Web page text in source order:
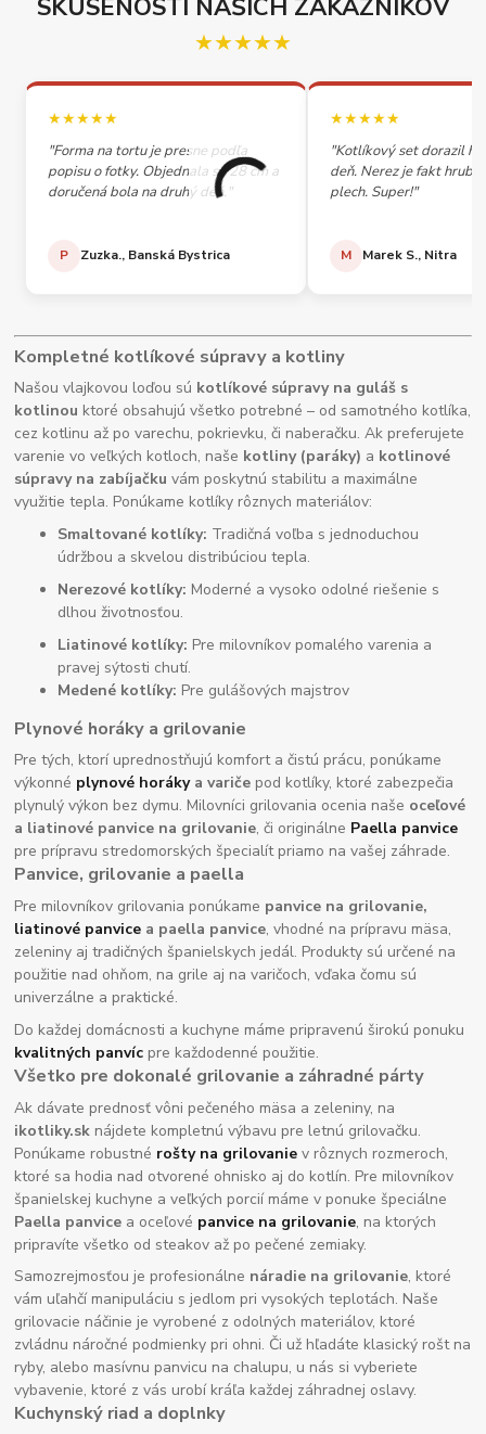
SKÚSENOSTI NAŠICH ZÁKAZNÍKOV
★★★★★
★★★★★
"Forma na tortu je presne podľa
popisu o fotky. Objednala so 28 cm a
doručená bola na druhý deň."
P Zuzka., Banská Bystrica
★★★★★
"Kotlíkový set dorazil
deň. Nerez je fakt
plech. Super!"
M Marek S., Nitra
Kompletné kotlíkové súpravy a kotliny
Našou vlajkovou loďou sú kotlíkové súpravy na guláš s
kotlinou ktoré obsahujú všetko potrebné – od samotného kotlíka,
cez kotlinu až po varechu, pokrievku, či naberačku. Ak preferujete
varenie vo veľkých kotloch, naše kotliny (paráky) a kotlinové
súpravy na zabíjačku vám poskytnú stabilitu a maximálne
využitie tepla. Ponúkame kotlíky rôznych materiálov:
Smaltované kotlíky: Tradičná voľba s jednoduchou
údržbou a skvelou distribúciou tepla.
Nerezové kotlíky: Moderné a vysoko odolné riešenie s
dlhou životnosťou.
Liatinové kotlíky: Pre milovníkov pomalého varenia a
pravej sýtosti chutí.
Medené kotlíky: Pre gulášových majstrov
Plynové horáky a grilovanie
Pre tých, ktorí uprednostňujú komfort a čistú prácu, ponúkame
výkonné plynové horákya variče pod kotlíky, ktoré zabezpečia
plynulý výkon bez dymu. Milovníci grilovania ocenia naše oceľové
a liatinové panvice na grilovanie, či originálne Paella panvice
pre prípravu stredomorských špecialít priamo na vašej záhrade.
Panvice, grilovanie a paella
Pre milovníkov grilovania ponúkame panvice na grilovanie,
liatinové panvice a paella panvice, vhodné na prípravu mäsa,
zeleniny aj tradičných španielskych jedál. Produkty sú určené na
použitie nad ohňom, na grile aj na varičoch, vďaka čomu sú
univerzálne a praktické.
Do každej domácnosti a kuchyne máme pripravenú širokú ponuku
kvalitných panvíc pre každodenné použitie.
Všetko pre dokonalé grilovanie a záhradné párty
Ak dávate prednosť vôni pečeného mäsa a zeleniny, na
ikotliky.sk nájdete kompletnú výbavu pre letnú grilovačku.
Ponúkame robustné rošty na grilovanie v rôznych rozmeroch,
ktoré sa hodia nad otvorené ohnisko aj do kotlín. Pre milovníkov
španielskej kuchyne a veľkých porcií máme v ponuke špeciálne
Paella panvice a oceľové panvice na grilovanie, na ktorých
pripravíte všetko od steakov až po pečené zemiaky.
Samozrejmosťou je profesionálne náradie na grilovanie, ktoré
vám uľahčí manipuláciu s jedlom pri vysokých teplotách. Naše
grilovacie náčinie je vyrobené z odolných materiálov, ktoré
zvládnu náročné podmienky pri ohni. Či už hľadáte klasický rošt na
ryby, alebo masívnu panvicu na chalupu, u nás si vyberiete
vybavenie, ktoré z vás urobí kráľa každej záhradnej oslavy.
Kuchynský riad a doplnky